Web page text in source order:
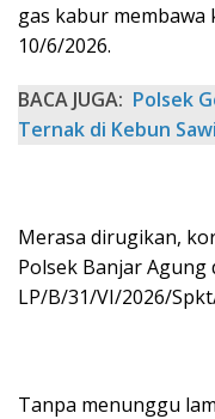
gas kabur membawa
10/6/2026.
BACA JUGA: Polsek
Ternak di Kebun
Merasa dirugikan,
Polsek Banjar
LP/B/31/VI/2026/
Tanpa menunggu